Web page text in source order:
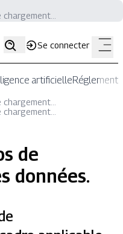
Se connecter
artificielle
de
données.